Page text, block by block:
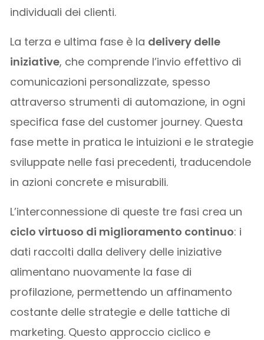
individuali dei clienti.
La terza e ultima fase è la delivery delle
iniziative, che comprende l’invio effettivo di
comunicazioni personalizzate, spesso
attraverso strumenti di automazione, in ogni
specifica fase del customer journey. Questa
fase mette in pratica le intuizioni e le strategie
sviluppate nelle fasi precedenti, traducendole
in azioni concrete e misurabili.
L’interconnessione di queste tre fasi crea un
ciclo virtuoso di miglioramento continuo: i
dati raccolti dalla delivery delle iniziative
alimentano nuovamente la fase di
profilazione, permettendo un affinamento
costante delle strategie e delle tattiche di
marketing. Questo approccio ciclico e